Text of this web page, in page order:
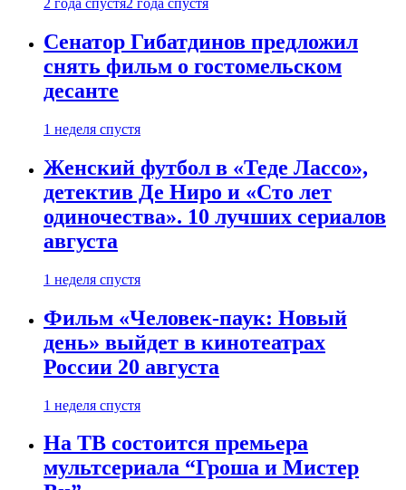
2 года спустя2 года спустя
Сенатор Гибатдинов предложил
снять фильм о гостомельском
десанте
1 неделя спустя
Женский футбол в «Теде Лассо»,
детектив Де Ниро и «Сто лет
одиночества». 10 лучших сериалов
августа
1 неделя спустя
Фильм «Человек-паук: Новый
день» выйдет в кинотеатрах
России 20 августа
1 неделя спустя
На ТВ состоится премьера
мультсериала “Гроша и Мистер